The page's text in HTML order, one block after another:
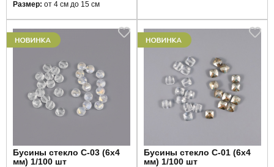
Размер: от 4 см до 15 см
Бусины стекло C-03 (6х4
мм) 1/100 шт
Бусины стекло C-01 (6х4
мм) 1/100 шт